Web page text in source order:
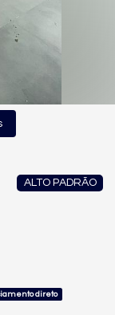
ALTO PADRÃO
direto